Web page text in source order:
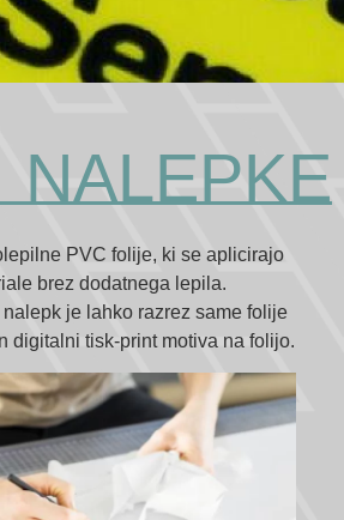
NALEPKE
PVC folije, ki se aplicirajo
brez dodatnega lepila.
je lahko razrez same folije
digitalni tisk-print motiva na folijo.